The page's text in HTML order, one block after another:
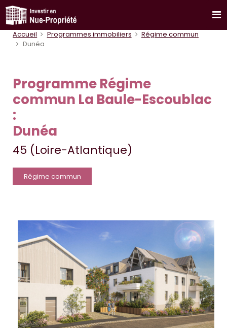
Accueil Programmes immobiliers
Régime commun
Dunéa
Programme Régime
commun La Baule-Escoublac
:
Dunéa
45 (Loire-Atlantique)
Régime commun